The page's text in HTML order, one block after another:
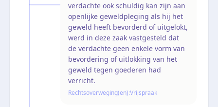
verdachte ook schuldig kan zijn aan
openlijke geweldpleging als hij het
geweld heeft bevorderd of uitgelokt,
werd in deze zaak vastgesteld dat
de verdachte geen enkele vorm van
bevordering of uitlokking van het
geweld tegen goederen had
verricht.
Rechtsoverweging(en):Vrijspraak